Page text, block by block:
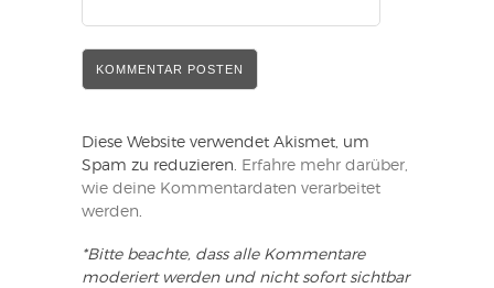
Diese Website verwendet Akismet, um
Spam zu reduzieren. Erfahre mehr darüber,
wie deine Kommentardaten verarbeitet
werden.
*Bitte beachte, dass alle Kommentare
moderiert werden und nicht sofort sichtbar